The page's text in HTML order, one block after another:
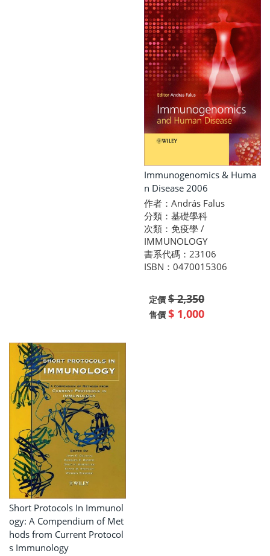
Immunogenomics & Huma
n Disease 2006
作者：András Falus
分類：基礎學科
次類：免疫學 /
IMMUNOLOGY
書系代碼：23106
ISBN：0470015306
定價 $ 2,350
售價 $ 1,000
Short Protocols In Immunol
ogy: A Compendium of Met
hods from Current Protocol
s Immunology